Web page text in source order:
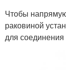
Чтобы
раковиной
для